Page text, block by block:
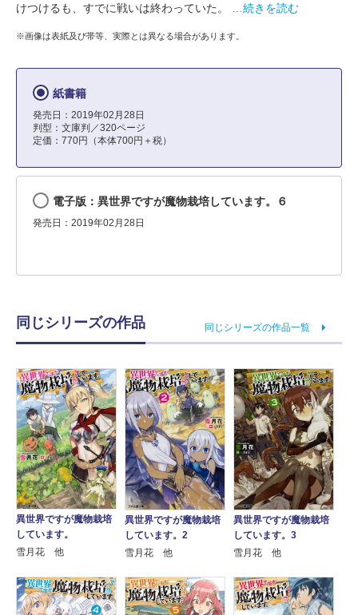
けつけるも、すでに戦いは終わっていた。
…続きを読む
※画像は表紙及び帯等、実際とは異なる場合があります。
紙書籍
発売日：2019年02月28日
判型：文庫判／320ページ
定価：770円（本体700円＋税）
電子版：異世界ですが魔物栽培しています。６
発売日：2019年02月28日
同じシリーズの作品 同じシリーズの作品一覧
異世界ですが魔物栽培
しています。
雪月花 他
異世界ですが魔物栽培
しています。2
雪月花 他
異世界ですが魔物栽培
しています。3
雪月花 他